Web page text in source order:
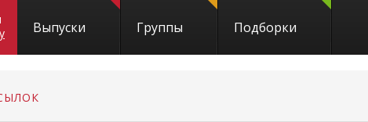
Выпуски Группы Подборки